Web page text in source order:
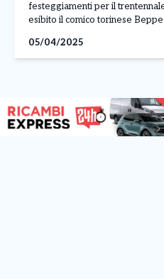
festeggiamenti per il
esibito il comico torinese
programmi televisivi quali
Striscia la […]
05/04/2025